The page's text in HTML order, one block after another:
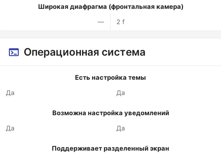
Широкая диафрагма (фронтальная камера)
—
2 f
Операционная система
Есть настройка темы
Да
Да
Возможна настройка уведомлений
Да
Да
Поддерживает разделенный экран